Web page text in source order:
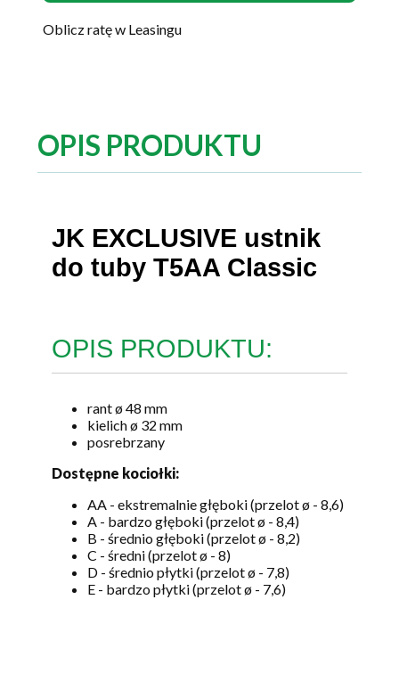
Oblicz ratę w Leasingu
OPIS PRODUKTU
JK EXCLUSIVE ustnik
do tuby T5AA Classic
OPIS PRODUKTU:
rant ø 48 mm
kielich ø 32 mm
posrebrzany
Dostępne kociołki:
AA - ekstremalnie głęboki (przelot ø - 8,6)
A - bardzo głęboki (przelot ø - 8,4)
B - średnio głęboki (przelot ø - 8,2)
C - średni (przelot ø - 8)
D - średnio płytki (przelot ø - 7,8)
E - bardzo płytki (przelot ø - 7,6)